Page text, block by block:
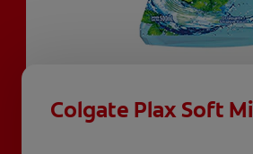
Colgate Plax Soft